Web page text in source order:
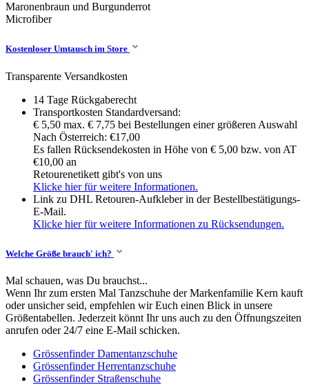
Maronenbraun und Burgunderrot
Microfiber
Kostenloser Umtausch im Store
Transparente Versandkosten
14 Tage Rückgaberecht
Transportkosten Standardversand:
€ 5,50 max. € 7,75 bei Bestellungen einer größeren Auswahl
Nach Österreich: €17,00
Es fallen Rücksendekosten in Höhe von € 5,00 bzw. von AT
€10,00 an
Retourenetikett gibt's von uns
Klicke hier für weitere Informationen.
Link zu DHL Retouren-Aufkleber in der Bestellbestätigungs-
E-Mail.
Klicke hier für weitere Informationen zu Rücksendungen.
Welche Größe brauch' ich?
Mal schauen, was Du brauchst...
Wenn Ihr zum ersten Mal Tanzschuhe der Markenfamilie Kern kauft
oder unsicher seid, empfehlen wir Euch einen Blick in unsere
Größentabellen. Jederzeit könnt Ihr uns auch zu den Öffnungszeiten
anrufen oder 24/7 eine E-Mail schicken.
Grössenfinder Damentanzschuhe
Grössenfinder Herrentanzschuhe
Grössenfinder Straßenschuhe